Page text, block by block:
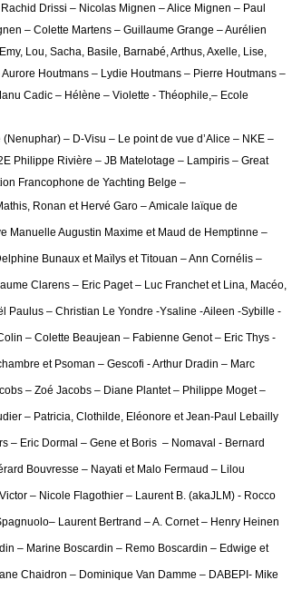
Drissi – Nicolas Mignen – Alice Mignen – Paul
– Colette Martens – Guillaume Grange – Aurélien
Lou, Sacha, Basile, Barnabé, Arthus, Axelle, Lise,
Houtmans – Lydie Houtmans – Pierre Houtmans –
Cadic – Hélène – Violette - Théophile,– Ecole
– D-Visu – Le point de vue d’Alice – NKE –
Philippe Rivière – JB Matelotage – Lampiris – Great
Francophone de Yachting Belge –
Ronan et Hervé Garo – Amicale laïque de
Manuelle Augustin Maxime et Maud de Hemptinne –
Bunaux et Maïlys et Titouan – Ann Cornélis –
Clarens – Eric Paget – Luc Franchet et Lina, Macéo,
Paulus – Christian Le Yondre -Ysaline -Aileen -Sybille -
– Colette Beaujean – Fabienne Genot – Eric Thys -
et Psoman – Gescofi - Arthur Dradin – Marc
– Zoé Jacobs – Diane Plantet – Philippe Moget –
– Patricia, Clothilde, Eléonore et Jean-Paul Lebailly
– Eric Dormal – Gene et Boris – Nomaval - Bernard
Bouvresse – Nayati et Malo Fermaud – Lilou
– Nicole Flagothier – Laurent B. (akaJLM) - Rocco
Laurent Bertrand – A. Cornet – Henry Heinen
– Marine Boscardin – Remo Boscardin – Edwige et
Chaidron – Dominique Van Damme – DABEPI- Mike